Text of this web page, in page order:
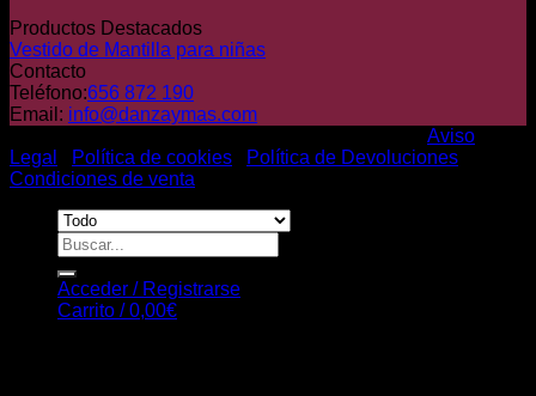
Productos Destacados
Vestido de Mantilla para niñas
Contacto
Teléfono:656 872 190
Email: info@danzaymas.com
Aviso
Legal
Política de cookies Política de Devoluciones
Condiciones de venta
Buscar
por:
Acceder / Registrarse
Carrito /0,00€